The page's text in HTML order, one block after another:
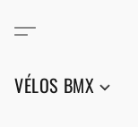
VÉLOS BMX